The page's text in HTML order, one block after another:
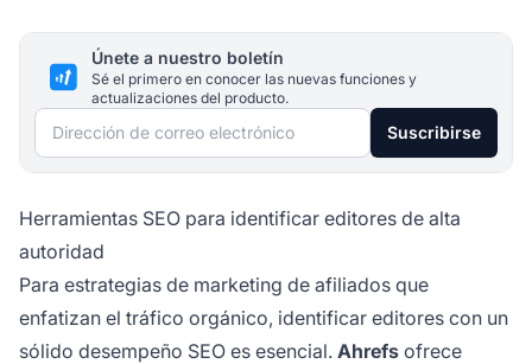
Únete a nuestro boletín
Sé el primero en conocer las nuevas funciones y
actualizaciones del producto.
Dirección de correo electrónico Suscribirse
Herramientas SEO para identificar editores de alta
autoridad
Para estrategias de marketing de afiliados que
enfatizan el tráfico orgánico, identificar editores con un
sólido desempeño SEO es esencial. Ahrefs ofrece